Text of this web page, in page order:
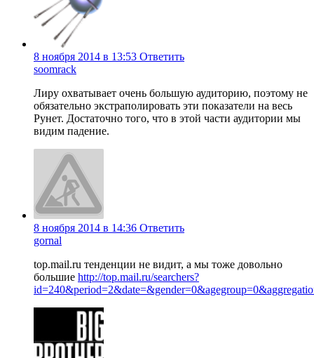
8 ноября 2014 в 13:53 Ответить
soomrack
Лиру охватывает очень большую аудиторию, поэтому не
обязательно экстраполировать эти показатели на весь
Рунет. Достаточно того, что в этой части аудитории мы
видим падение.
8 ноября 2014 в 14:36 Ответить
gornal
top.mail.ru тенденции не видит, а мы тоже довольно
большие http://top.mail.ru/searchers?